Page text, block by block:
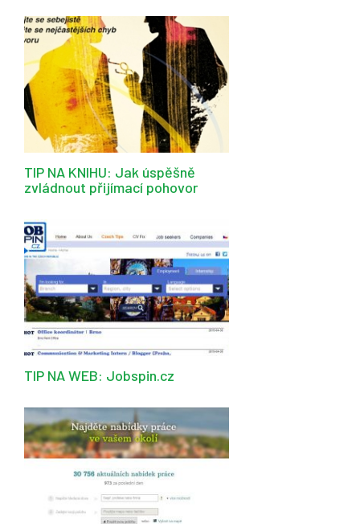
TIP NA KNIHU: Jak úspěšně
zvládnout přijímací pohovor
TIP NA WEB: Jobspin.cz